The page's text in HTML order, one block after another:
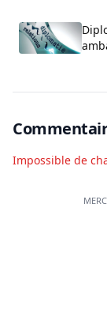
Impossible de